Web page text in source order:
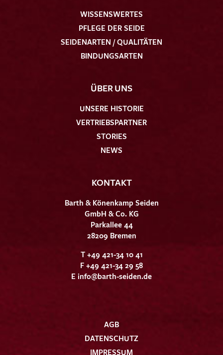
WISSENSWERTES
PFLEGE DER SEIDE
SEIDENARTEN / QUALITÄTEN
BINDUNGSARTEN
ÜBER UNS
UNSERE HISTORIE
VERTRIEBSPARTNER
STORIES
NEWS
KONTAKT
Barth & Könenkamp Seiden
GmbH & Co. KG
Parkallee 44
28209 Bremen
T +49 421-34 10 41
F +49 421-34 29 58
E info@barth-seiden.de
AGB
DATENSCHUTZ
IMPRESSUM